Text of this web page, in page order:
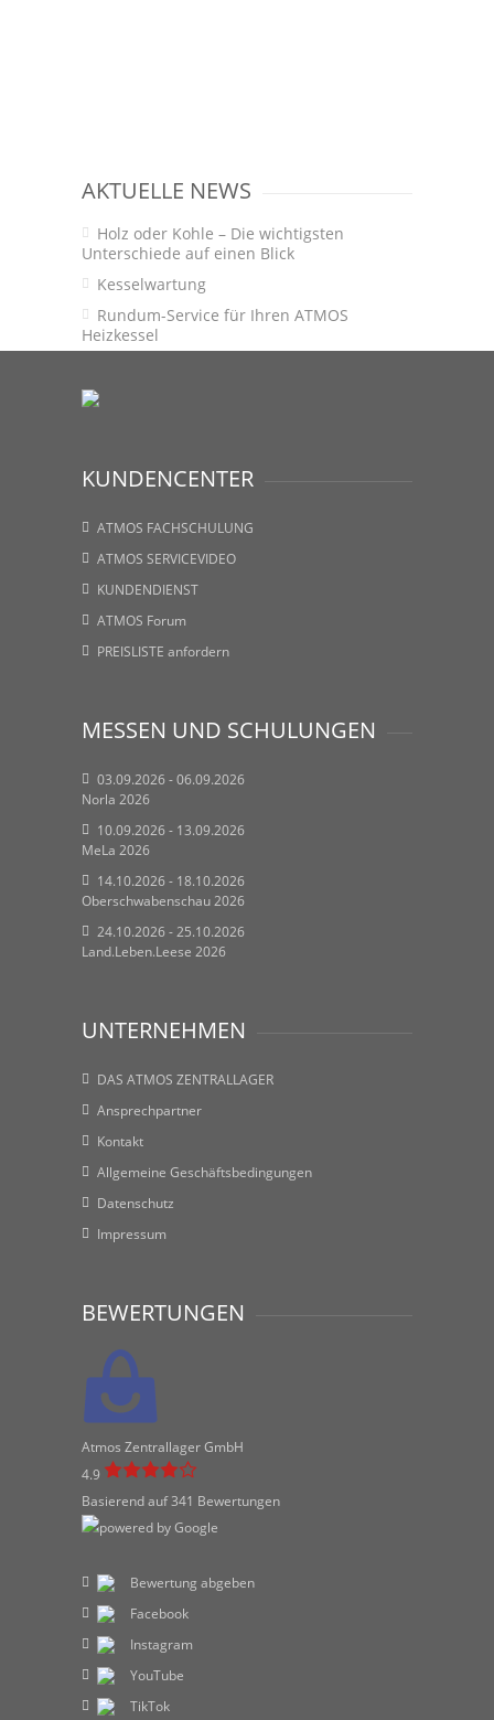
AKTUELLE NEWS
Holz oder Kohle – Die wichtigsten
Unterschiede auf einen Blick
Kesselwartung
Rundum-Service für Ihren ATMOS
Heizkessel
KUNDENCENTER
ATMOS FACHSCHULUNG
ATMOS SERVICEVIDEO
KUNDENDIENST
ATMOS Forum
PREISLISTE anfordern
MESSEN UND SCHULUNGEN
03.09.2026 - 06.09.2026
Norla 2026
10.09.2026 - 13.09.2026
MeLa 2026
14.10.2026 - 18.10.2026
Oberschwabenschau 2026
24.10.2026 - 25.10.2026
Land.Leben.Leese 2026
UNTERNEHMEN
DAS ATMOS ZENTRALLAGER
Ansprechpartner
Kontakt
Allgemeine Geschäftsbedingungen
Datenschutz
Impressum
BEWERTUNGEN
Atmos Zentrallager GmbH
4.9
Basierend auf 341 Bewertungen
Bewertung abgeben
Facebook
Instagram
YouTube
TikTok